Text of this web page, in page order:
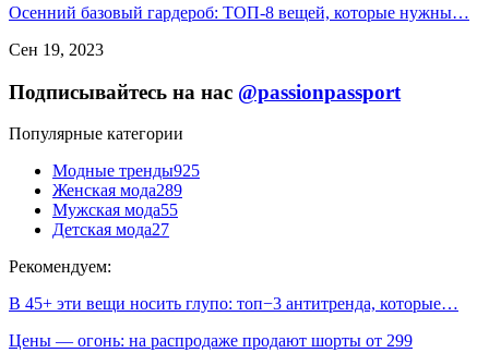
Осенний базовый гардероб: ТОП-8 вещей, которые нужны…
Сен 19, 2023
Подписывайтесь на нас @passionpassport
Популярные категории
Модные тренды925
Женская мода289
Мужская мода55
Детская мода27
Рекомендуем:
В 45+ эти вещи носить глупо: топ−3 антитренда, которые…
Цены — огонь: на распродаже продают шорты от 299